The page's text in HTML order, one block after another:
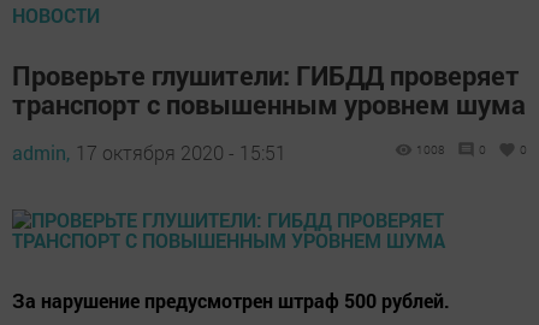
НОВОСТИ
Проверьте глушители: ГИБДД проверяет
транспорт с повышенным уровнем шума
admin, 17 октября 2020 - 15:51 1008 0 0
За нарушение предусмотрен штраф 500 рублей.